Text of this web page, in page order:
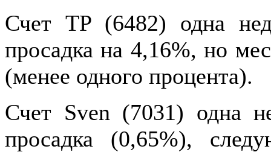
Счет TP (6482) одна
просадка на 4,16%, но
(менее одного процента).
Счет Sven (7031) одна
просадка (0,65%),